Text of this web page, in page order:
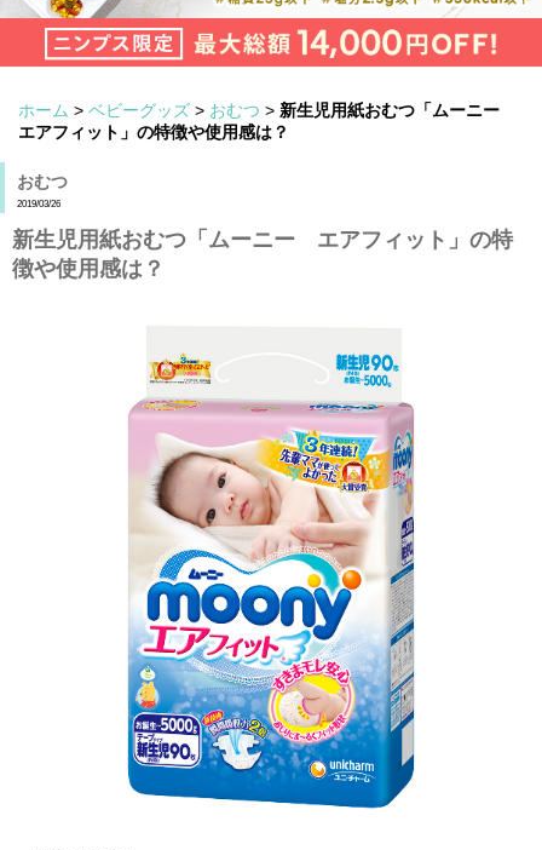
ホーム > ベビーグッズ > おむつ > 新生児用紙おむつ「ムーニー
エアフィット」の特徴や使用感は？
おむつ
2019/03/26
新生児用紙おむつ「ムーニー エアフィット」の特
徴や使用感は？